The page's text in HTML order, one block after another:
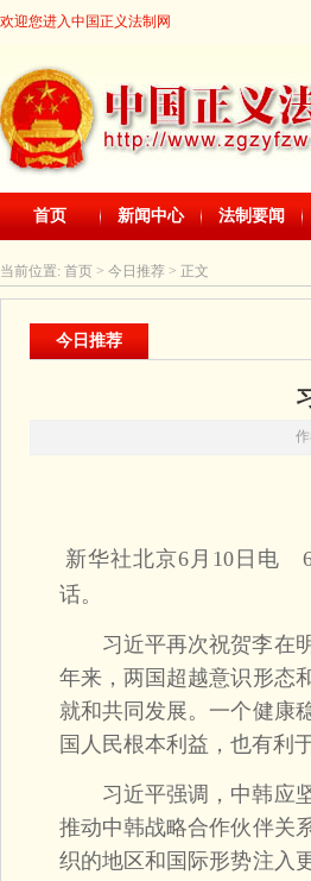
欢迎您进入中国正义法制网
首页 新闻中心 法制要闻
当前位置: 首页 > 今日推荐 > 正文
今日推荐
新华社北京6月10日电
话。
习近平再次祝贺李在明
年来，两国超越意识形态
就和共同发展。一个健康
国人民根本利益，也有利
习近平强调，中韩应坚
推动中韩战略合作伙伴关
织的地区和国际形势注入